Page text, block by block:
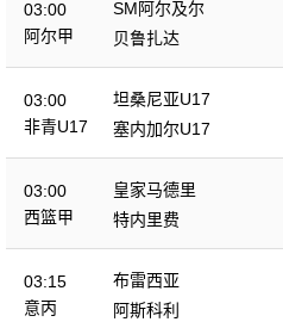
03:00
阿尔甲
SM阿尔及尔
贝鲁扎达
03:00
非青U17
坦桑尼亚U17
塞内加尔U17
03:00
西篮甲
皇家马德里
特内里费
03:15
意丙
布雷西亚
阿斯科利